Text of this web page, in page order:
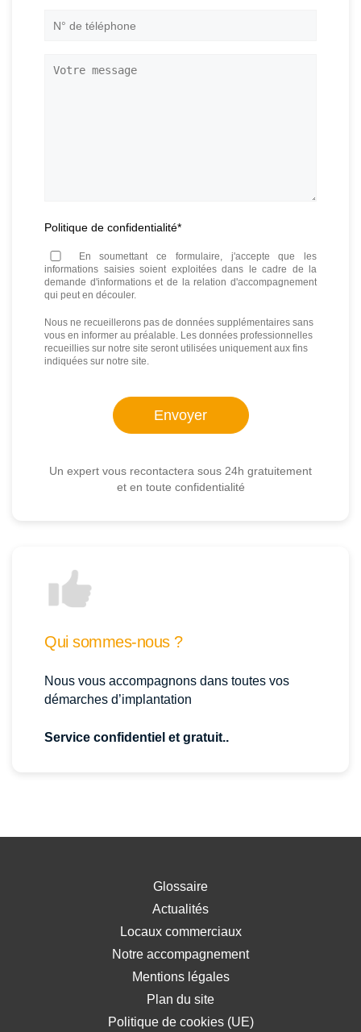
N°
Votre
Politique de confidentialité*
En soumettant ce formulaire, j'accepte que les
informations saisies soient exploitées dans le cadre de la
demande d'informations et de la relation d'accompagnement
qui peut en découler.
Nous ne recueillerons pas de données supplémentaires sans
vous en informer au préalable. Les données professionnelles
recueillies sur notre site seront utilisées uniquement aux fins
indiquées sur notre site.
Un expert vous recontactera sous 24h gratuitement
et en toute confidentialité
Qui sommes-nous ?
Nous vous accompagnons dans toutes vos
démarches d’implantation
Service confidentiel et gratuit..
Glossaire
Actualités
Locaux commerciaux
Notre accompagnement
Mentions légales
Plan du site
Politique de cookies (UE)